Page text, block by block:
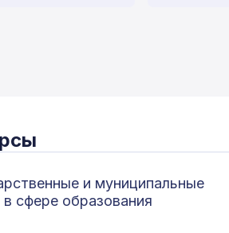
и муниципальные
в сфере образования